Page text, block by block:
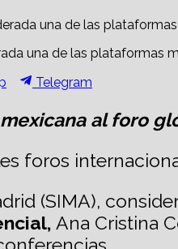
una de las
Share
Telegram
al foro
foros
(SIMA),
Ana Cristina